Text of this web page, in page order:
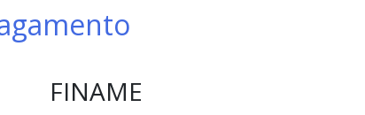
FINAME